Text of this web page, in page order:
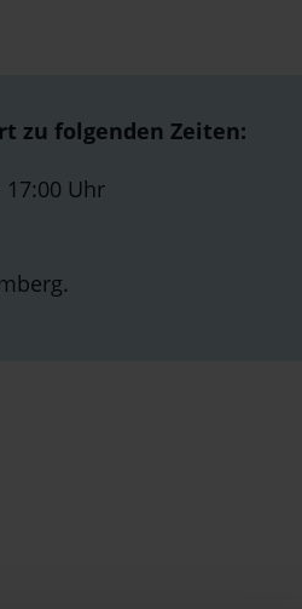
zu folgenden Zeiten:
Uhr